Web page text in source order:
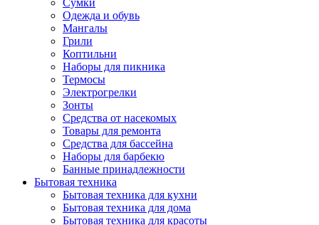
Сумки
Одежда и обувь
Мангалы
Грили
Коптильни
Наборы для пикника
Термосы
Электрогрелки
Зонты
Средства от насекомых
Товары для ремонта
Средства для бассейна
Наборы для барбекю
Банные принадлежности
Бытовая техника
Бытовая техника для кухни
Бытовая техника для дома
Бытовая техника для красоты